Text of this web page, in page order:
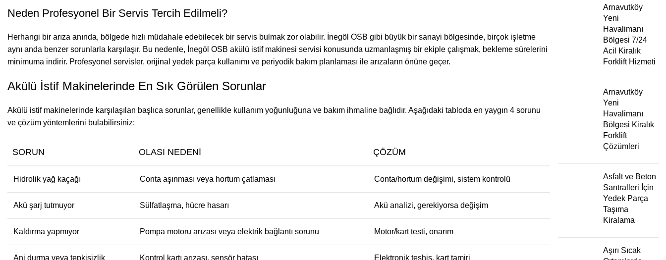
Neden Profesyonel Bir Servis Tercih Edilmeli?
Herhangi bir arıza anında, bölgede hızlı müdahale edebilecek bir servis bulmak zor olabilir. İnegöl OSB gibi büyük bir sanayi bölgesinde, birçok işletme
aynı anda benzer sorunlarla karşılaşır. Bu nedenle, İnegöl OSB akülü istif makinesi servisi konusunda uzmanlaşmış bir ekiple çalışmak, bekleme sürelerini
minimuma indirir. Profesyonel servisler, orijinal yedek parça kullanımı ve periyodik bakım planlaması ile arızaların önüne geçer.
Akülü İstif Makinelerinde En Sık Görülen Sorunlar
Akülü istif makinelerinde karşılaşılan başlıca sorunlar, genellikle kullanım yoğunluğuna ve bakım ihmaline bağlıdır. Aşağıdaki tabloda en yaygın 4 sorunu
ve çözüm yöntemlerini bulabilirsiniz:
SORUN OLASI NEDENI ÇÖZÜM
Hidrolik yağ kaçağı Conta aşınması veya hortum çatlaması Conta/hortum değişimi, sistem kontrolü
Akü şarj tutmuyor Sülfatlaşma, hücre hasarı Akü analizi, gerekiyorsa değişim
Kaldırma yapmıyor Pompa motoru arızası veya elektrik bağlantı sorunu Motor/kart testi, onarım
Ani durma veya tepkisizlik Kontrol kartı arızası, sensör hatası Elektronik teşhis, kart tamiri
Arnavutköy
Yeni
Havalimanı
Bölgesi 7/24
Acil Kiralık
Forklift Hizmeti
Arnavutköy
Yeni
Havalimanı
Bölgesi Kiralık
Forklift
Çözümleri
Asfalt ve Beton
Santralleri İçin
Yedek Parça
Taşıma
Kiralama
Aşırı Sıcak